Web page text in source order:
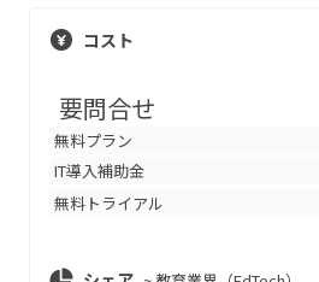
コスト
要問合せ
無料プラン
IT導入補助金
無料トライアル